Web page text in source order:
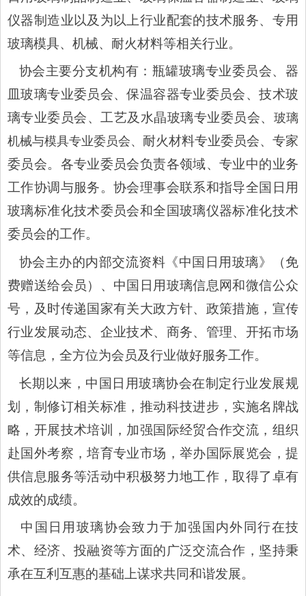
仪器制造业以及为以上行业配套的技术服务、专用
玻璃模具、机械、耐火材料等相关行业。
协会主要分支机构有：瓶罐玻璃专业委员会、器
皿玻璃专业委员会、保温容器专业委员会、技术玻
璃专业委员会、工艺及水晶玻璃专业委员会、 玻璃
机械与模具专业委员会、 耐火材料专业委员会、专家
委员会。各专业委员会负责各领域、专业中的业务
工作协调与服务。协会理事会联系和指导全国日用
玻璃标准化技术委员会和全国玻璃仪器标准化技术
委员会的工作。
协会主办的内部交流资料《中国日用玻璃》 （免
费赠送给会员 ）、 中国日用玻璃信息网和微信公众
号，及时传递国家有关大政方针、政策措施，宣传
行业发展动态、企业技术、商务、管理、开拓市场
等信息，全方位为会员及行业做好服务工作。
长期以来，中国日用玻璃协会在制定行业发展规
划，制修订相关标准，推动科技进步，实施名牌战
略，开展技术培训，加强国际经贸合作交流，组织
赴国外考察，培育专业市场，举办国际展览会，提
供信息服务等活动中积极努力地工作，取得了卓有
成效的成绩。
中国日用玻璃协会致力于加强国内外同行在技
术、经济、投融资等方面的广泛交流合作，坚持秉
承在互利互惠的基础上谋求共同和谐发展。